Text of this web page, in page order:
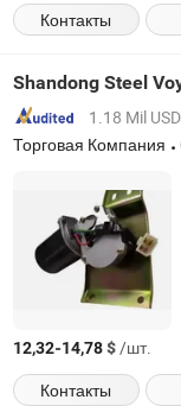
Контакты
1.18 Mil USD
Торговая Компания
12,32-14,78$/шт.
Контакты